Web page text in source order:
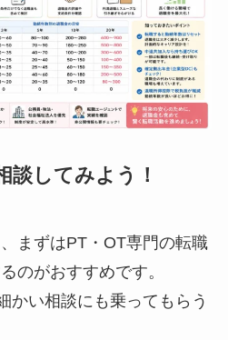
談してみよう！
まずはPT・OT専門の転職
のがおすすめです。
かい相談にも乗ってもらう